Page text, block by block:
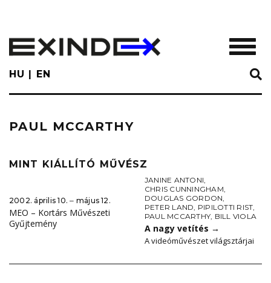
main
content
HU EN
PAUL MCCARTHY
MINT KIÁLLÍTÓ MŰVÉSZ
2002. április 10. ‒ május 12.
MEO – Kortárs Művészeti
Gyűjtemény
JANINE ANTONI,
CHRIS CUNNINGHAM,
DOUGLAS GORDON,
PETER LAND, PIPILOTTI RIST,
PAUL MCCARTHY, BILL VIOLA
A nagy vetítés →
A videóművészet világsztárjai